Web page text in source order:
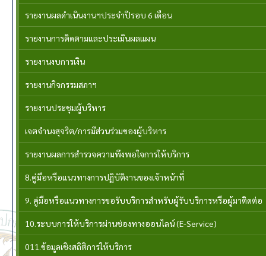
รายงานผลดำเนินงานฯประจำปีรอบ 6 เดือน
รายงานการติดตามและประเมินผลแผน
รายงานงบการเงิน
รายงานกิจกรรมสภาฯ
รายงานประชุมผู้บริหาร
เจตจำนงสุจริต/การมีส่วนร่วมของผู้บริหาร
รายงานผลการสำรวจความพึงพอใจการให้บริการ
8.คู่มือหรือแนวทางการปฏิบัติงานของเจ้าหน้าที่
9. คู่มือหรือแนวทางการขอรับบริการสำหรับผู้รับบริการหรือผู้มาติดต่อ
10.ระบบการให้บริการผ่านช่องทางออนไลน์ (E-Service)
011.ข้อมูลเชิงสถิติการให้บริการ